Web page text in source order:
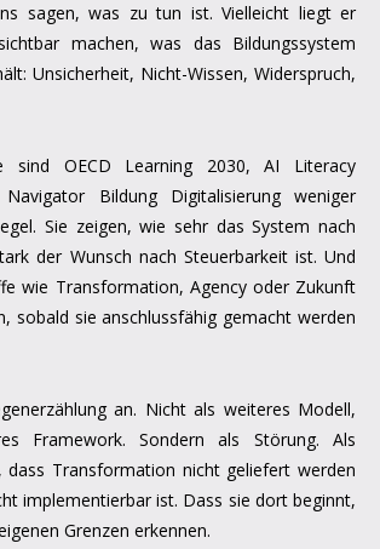
sagen, was zu tun ist. Vielleicht liegt er
machen, was das Bildungssystem
Unsicherheit, Nicht-Wissen, Widerspruch,
sind OECD Learning 2030, AI Literacy
Bildung Digitalisierung weniger
Sie zeigen, wie sehr das System nach
der Wunsch nach Steuerbarkeit ist. Und
wie Transformation, Agency oder Zukunft
sobald sie anschlussfähig gemacht werden
an. Nicht als weiteres Modell,
Framework. Sondern als Störung. Als
dass Transformation nicht geliefert werden
implementierbar ist. Dass sie dort beginnt,
Grenzen erkennen.